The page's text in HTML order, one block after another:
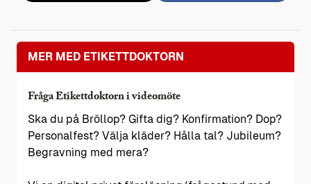
MER MED ETIKETTDOKTORN
Fråga Etikettdoktorn i videomöte
Ska du på Bröllop? Gifta dig? Konfirmation? Dop?
Personalfest? Välja kläder? Hålla tal? Jubileum?
Begravning med mera?